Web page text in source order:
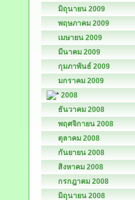
มิถุนายน 2009
พฤษภาคม 2009
เมษายน 2009
มีนาคม 2009
กุมภาพันธ์ 2009
มกราคม 2009
2008
ธันวาคม 2008
พฤศจิกายน 2008
ตุลาคม 2008
กันยายน 2008
สิงหาคม 2008
กรกฎาคม 2008
มิถุนายน 2008